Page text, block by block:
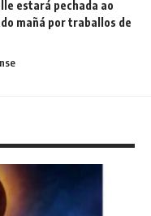
estará pechada ao
mañá por traballos de